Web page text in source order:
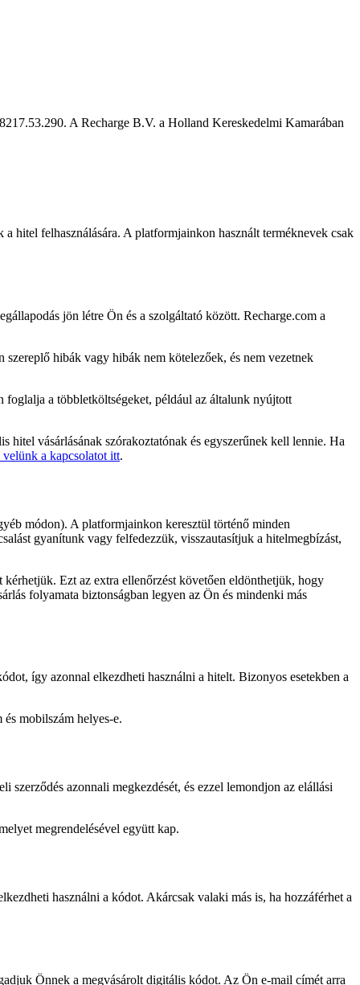
A Recharge B.V. a Holland Kereskedelmi Kamarában
hitel felhasználására. A platformjainkon használt terméknevek csak
jön létre Ön és a szolgáltató között. Recharge.com a
hibák vagy hibák nem kötelezőek, és nem vezetnek
foglalja a többletköltségeket, például az általunk nyújtott
vásárlásának szórakoztatónak és egyszerűnek kell lennie. Ha
a kapcsolatot itt.
módon). A platformjainkon keresztül történő minden
gyanítunk vagy felfedezzük, visszautasítjuk a hitelmegbízást,
kérhetjük. Ezt az extra ellenőrzést követően eldönthetjük, hogy
folyamata biztonságban legyen az Ön és mindenki más
így azonnal elkezdheti használni a hitelt. Bizonyos esetekben a
mobilszám helyes-e.
azonnali megkezdését, és ezzel lemondjon az elállási
megrendelésével együtt kap.
használni a kódot. Akárcsak valaki más is, ha hozzáférhet a
Önnek a megvásárolt digitális kódot. Az Ön e-mail címét arra